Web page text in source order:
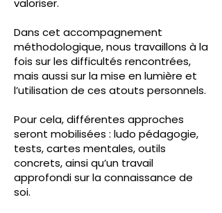
valoriser.
Dans cet accompagnement
méthodologique, nous travaillons à la
fois sur les difficultés rencontrées,
mais aussi sur la mise en lumière et
l’utilisation de ces atouts personnels.
Pour cela, différentes approches
seront mobilisées : ludo pédagogie,
tests, cartes mentales, outils
concrets, ainsi qu’un travail
approfondi sur la connaissance de
soi.